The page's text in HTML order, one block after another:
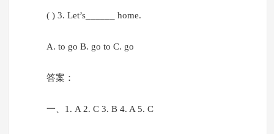
( ) 3. Let’s______ home.
A. to go B. go to C. go
答案：
一、1. A 2. C 3. B 4. A 5. C